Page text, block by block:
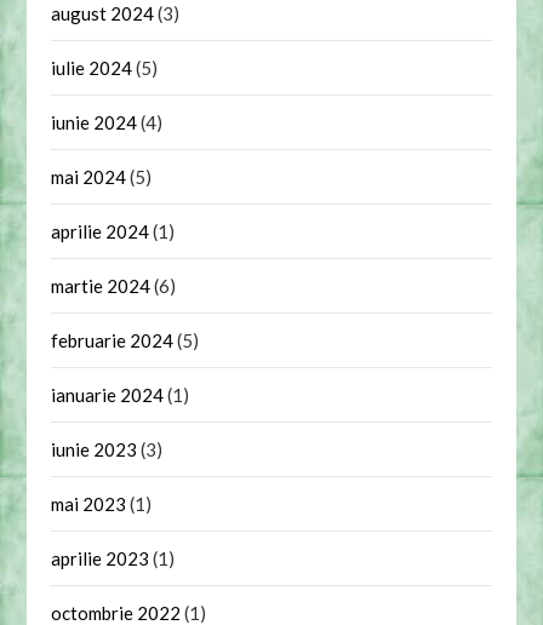
august 2024(3)
iulie 2024(5)
iunie 2024(4)
mai 2024(5)
aprilie 2024(1)
martie 2024(6)
februarie 2024(5)
ianuarie 2024(1)
iunie 2023 (3)
mai 2023 (1)
aprilie 2023 (1)
octombrie 2022 (1)